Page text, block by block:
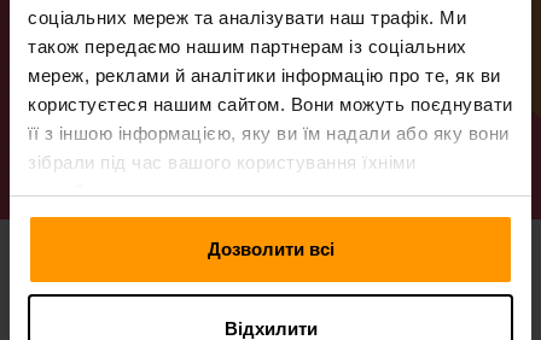
соціальних мереж та аналізувати наш трафік. Ми
також передаємо нашим партнерам із соціальних
мереж, реклами й аналітики інформацію про те, як ви
користуєтеся нашим сайтом. Вони можуть поєднувати
її з іншою інформацією, яку ви їм надали або яку вони
зібрали під час вашого користування їхніми
службами.
Дозволити всі
Відхилити
Отримайте свій сервер
Переглянути повний список планів